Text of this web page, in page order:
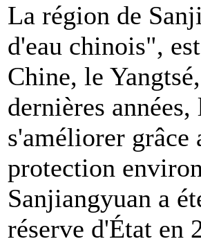
La région de
d'eau chinois",
Chine, le
dernières
s'améliorer grâce
protection
Sanjiangyuan a
réserve d'État en